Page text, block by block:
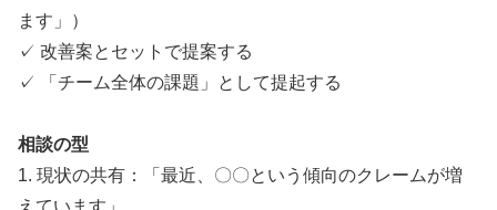
ます」）
✓ 改善案とセットで提案する
✓ 「チーム全体の課題」として提起する
相談の型
1. 現状の共有：「最近、〇〇という傾向のクレームが増